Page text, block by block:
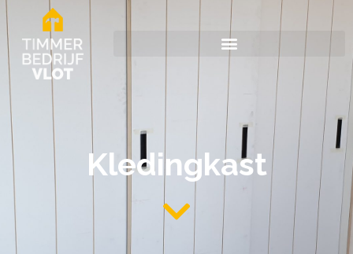
Kledingkast